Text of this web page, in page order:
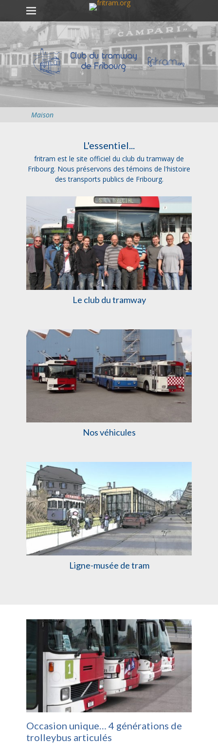
Passer
contenu
Premier menu
Maison
L'essentiel...
fritram est le site officiel du club du tramway de
Fribourg. Nous préservons des témoins de l'histoire
des transports publics de Fribourg.
Le club du tramway
Nos véhicules
Ligne-musée de tram
Occasion unique… 4 générations de
trolleybus articulés